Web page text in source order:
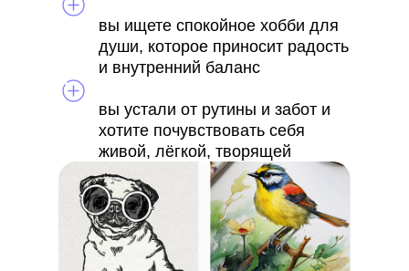
вы ищете спокойное хобби для
души, которое приносит радость
и внутренний баланс
вы устали от рутины и забот и
хотите почувствовать себя
живой, лёгкой, творящей